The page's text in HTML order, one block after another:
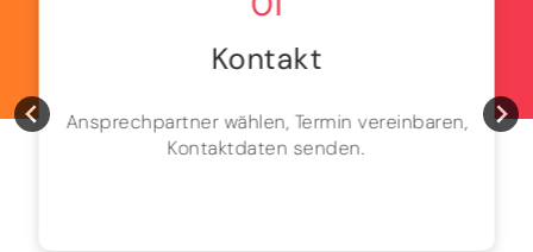
Kontakt
Ansprechpartner wählen, Termin vereinbaren,
Kontaktdaten senden.